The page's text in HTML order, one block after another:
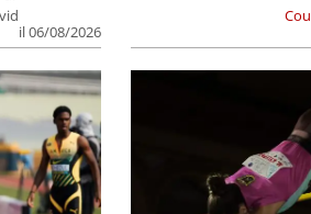
il 06/08/2026